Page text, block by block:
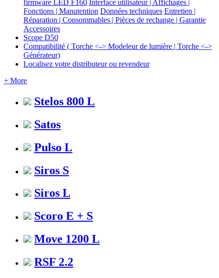
firmware LED F160 Interface utilisateur | Affichages |
Fonctions | Manutention Données techniques Entretien |
Réparation | Consommables | Pièces de rechange | Garantie
Accessoires
Scope D50
Compatibilité ( Torche <-> Modeleur de lumière | Torche <->
Générateur)
Localisez votre distributeur ou revendeur
+ More
Stelos 800 L
Satos
Pulso L
Siros S
Siros L
Scoro E + S
Move 1200 L
RSF 2.2